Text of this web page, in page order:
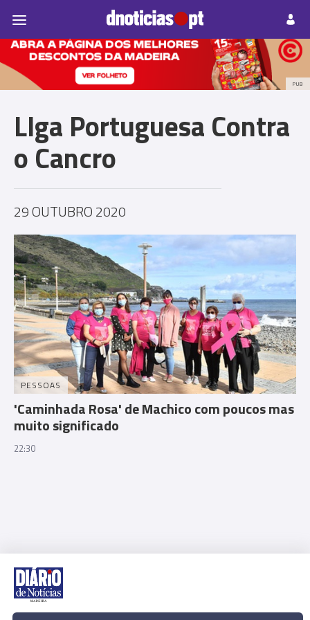
Prazeres Paisagens
PUB
LIga Portuguesa Contra
o Cancro
29 OUTUBRO 2020
PESSOAS
'Caminhada Rosa' de Machico com poucos mas
muito significado
22:30
Rua Dr. Fernão de Ornelas, 56 - 3º